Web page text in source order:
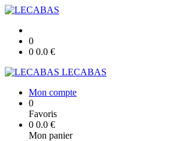
0
0 0.0 €
LECABAS
Mon compte
0
Favoris
0 0.0 €
Mon panier